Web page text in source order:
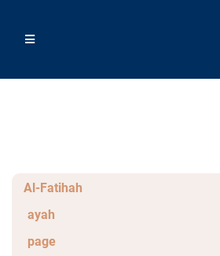
Al-Fatihah
ayah
page